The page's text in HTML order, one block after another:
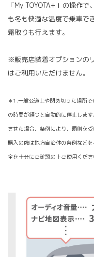
「My TOYOTA+」の操作
も冬も快適な温度で乗車で
霜取りも行えます。
※販売店装着オプションの
はご利用いただけません。
＊1.一般公道上や閉め切った場所
の時間が経つと自動的に停止しま
させた場合、条例により、罰則を
購入の際は地方自治体の条例など
全を十分にご確認の上ご使用くださ